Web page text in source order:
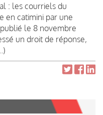
: les courriels du
en catimini par une
le 8 novembre
un droit de réponse,